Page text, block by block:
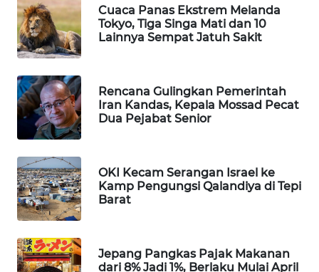
Cuaca Panas Ekstrem Melanda
Tokyo, Tiga Singa Mati dan 10
Lainnya Sempat Jatuh Sakit
Rencana Gulingkan Pemerintah
Iran Kandas, Kepala Mossad Pecat
Dua Pejabat Senior
OKI Kecam Serangan Israel ke
Kamp Pengungsi Qalandiya di Tepi
Barat
Jepang Pangkas Pajak Makanan
dari 8% Jadi 1%, Berlaku Mulai April
WAHANA
UMKM
WAHANA
SELEB
WAHANA
PERSONA
WAHANA
OTOMOTIF
HEALTH